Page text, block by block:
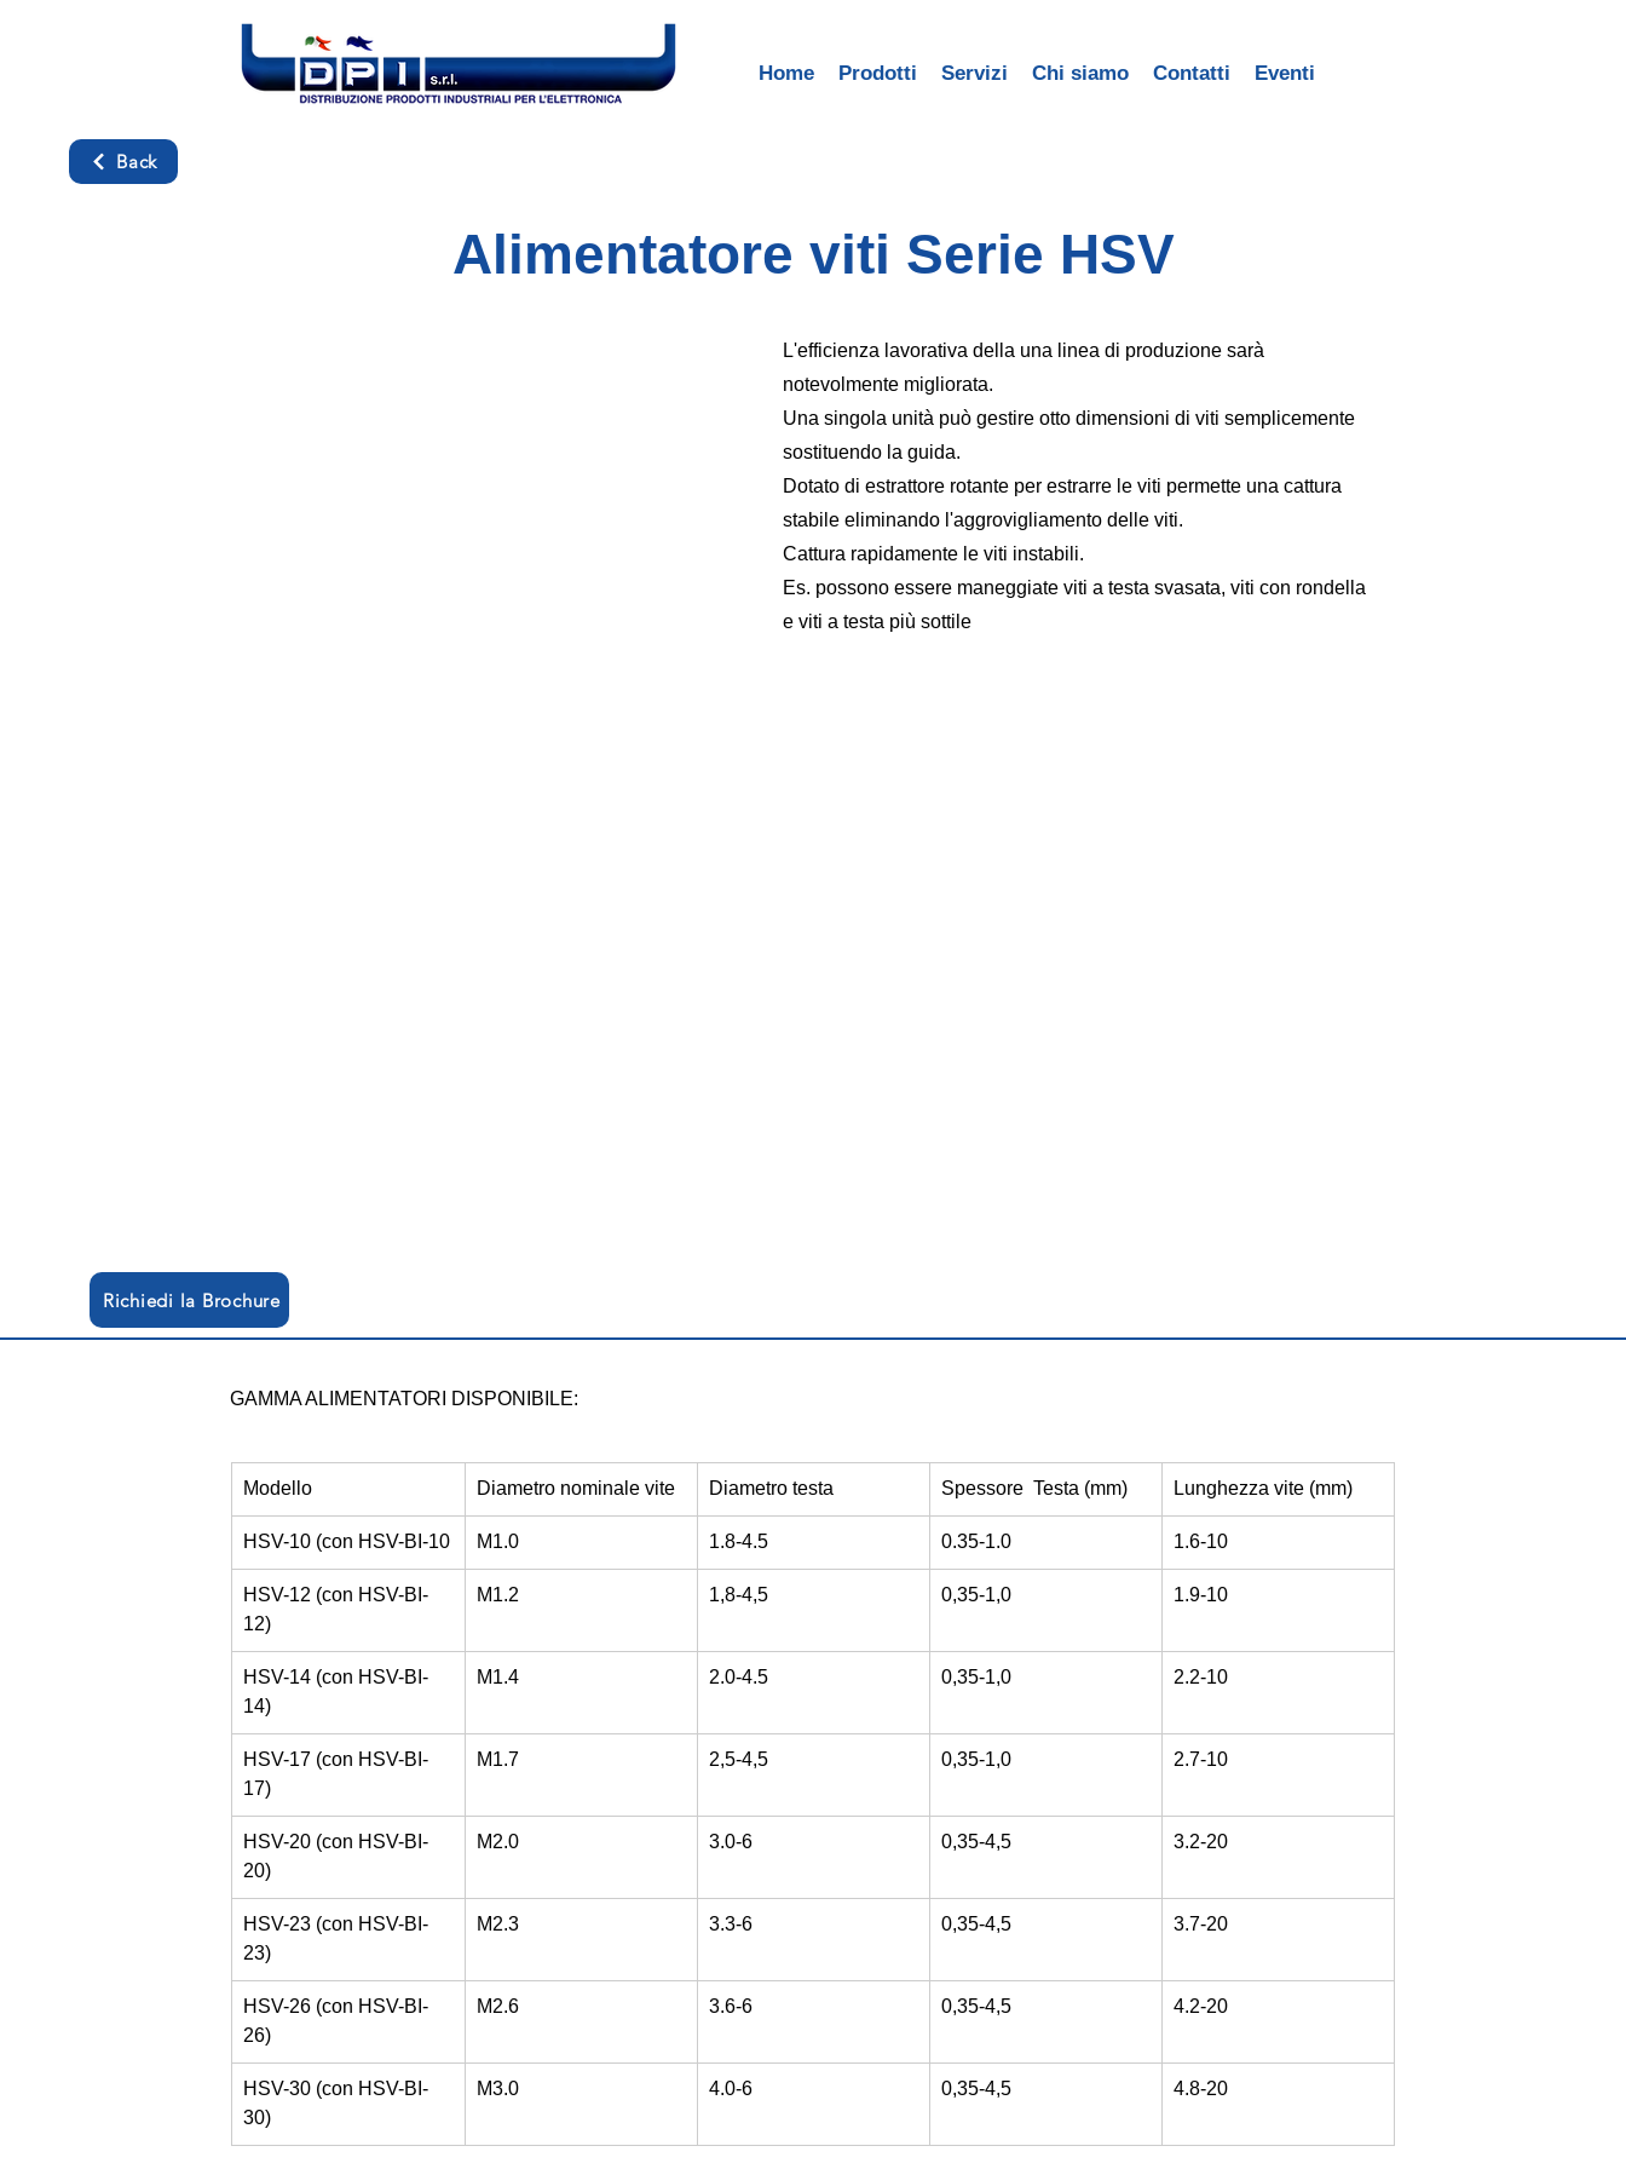
Home Prodotti Servizi Chi siamo Contatti Eventi
Back
Alimentatore viti Serie HSV
L'efficienza lavorativa della una linea di produzione sarà
notevolmente migliorata.
Una singola unità può gestire otto dimensioni di viti semplicemente
sostituendo la guida.
Dotato di estrattore rotante per estrarre le viti permette una cattura
stabile eliminando l'aggrovigliamento delle viti.
Cattura rapidamente le viti instabili.
Es. possono essere maneggiate viti a testa svasata, viti con rondella
e viti a testa più sottile
Richiedi la Brochure
GAMMA ALIMENTATORI DISPONIBILE:
Modello Diametro nominale vite Diametro testa Spessore  Testa (mm) Lunghezza vite (mm)
HSV-10 (con HSV-BI-10 M1.0 1.8-4.5 0.35-1.0 1.6-10
HSV-12 (con HSV-BI-
12)
M1.2 1,8-4,5 0,35-1,0 1.9-10
HSV-14 (con HSV-BI-
14)
M1.4 2.0-4.5 0,35-1,0 2.2-10
HSV-17 (con HSV-BI-
17)
M1.7 2,5-4,5 0,35-1,0 2.7-10
HSV-20 (con HSV-BI-
20)
M2.0 3.0-6 0,35-4,5 3.2-20
HSV-23 (con HSV-BI-
23)
M2.3 3.3-6 0,35-4,5 3.7-20
HSV-26 (con HSV-BI-
26)
M2.6 3.6-6 0,35-4,5 4.2-20
HSV-30 (con HSV-BI-
30)
M3.0 4.0-6 0,35-4,5 4.8-20